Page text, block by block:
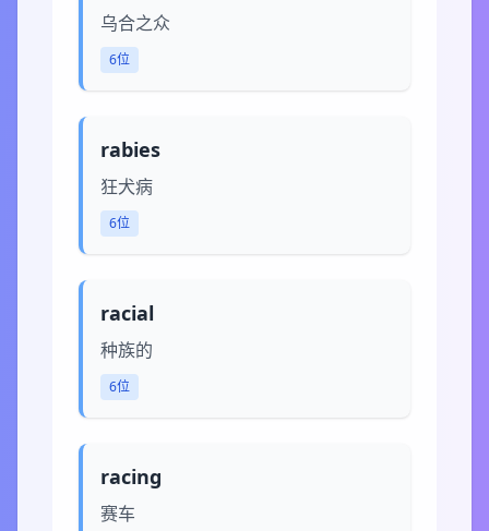
乌合之众
6位
rabies
狂犬病
6位
racial
种族的
6位
racing
赛车